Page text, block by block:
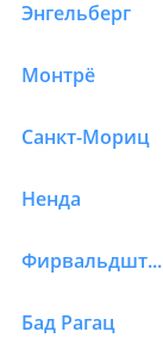
Энгельберг
Монтрё
Санкт-Мориц
Ненда
Фирвальдштетское озеро
Бад Рагац